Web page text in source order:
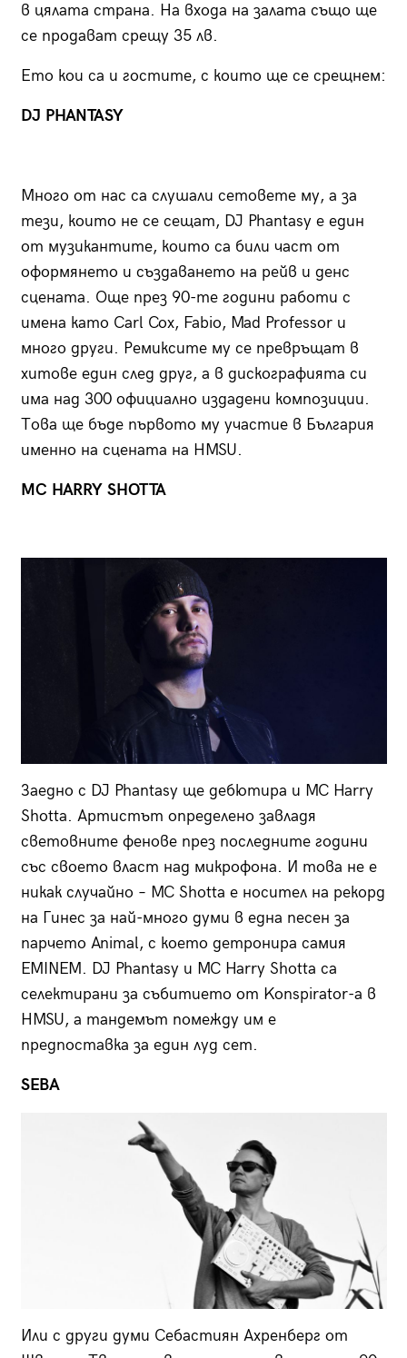
в цялата страна. На входа на залата също ще
се продават срещу 35 лв.
Ето кои са и гостите, с които ще се срещнем:
DJ PHANTASY
Много от нас са слушали сетовете му, а за
тези, които не се сещат, DJ Phantasy е един
от музикантите, които са били част от
оформянето и създаването на рейв и денс
сцената. Още през 90-те години работи с
имена като Carl Cox, Fabio, Mad Professor и
много други. Ремиксите му се превръщат в
хитове един след друг, а в дискографията си
има над 300 официално издадени композиции.
Това ще бъде първото му участие в България
именно на сцената на HMSU.
MC HARRY SHOTTA
Заедно с DJ Phantasy ще дебютира и MC Harry
Shotta. Артистът определено завладя
световните фенове през последните години
със своето власт над микрофона. И това не е
никак случайно – MC Shotta е носител на рекорд
на Гинес за най-много думи в една песен за
парчето Animal, с което детронира самия
EMINEM. DJ Phantasy и MC Harry Shotta са
селектирани за събитието от Konspirator-a в
HMSU, а тандемът помежду им е
предпоставка за един луд сет.
SEBA
Или с други думи Себастиян Ахренберг от